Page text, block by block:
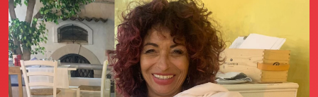
Le testimonianze Club di Più
La fondatrice Valeria Pilla
Annunci Donne